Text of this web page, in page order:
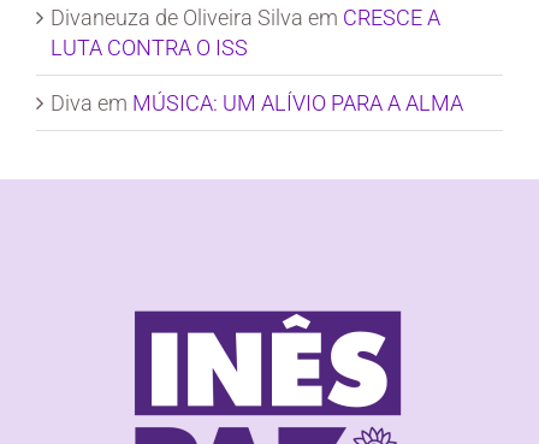
Divaneuza de Oliveira Silva em CRESCE A
LUTA CONTRA O ISS
Diva em MÚSICA: UM ALÍVIO PARA A ALMA